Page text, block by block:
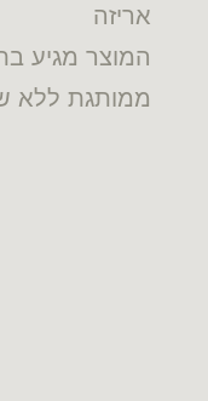
אריזה
המוצר מגיע
ממותגת ללא